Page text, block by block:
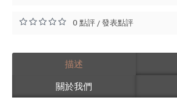
0 點評/發表點評
描述
關於我們